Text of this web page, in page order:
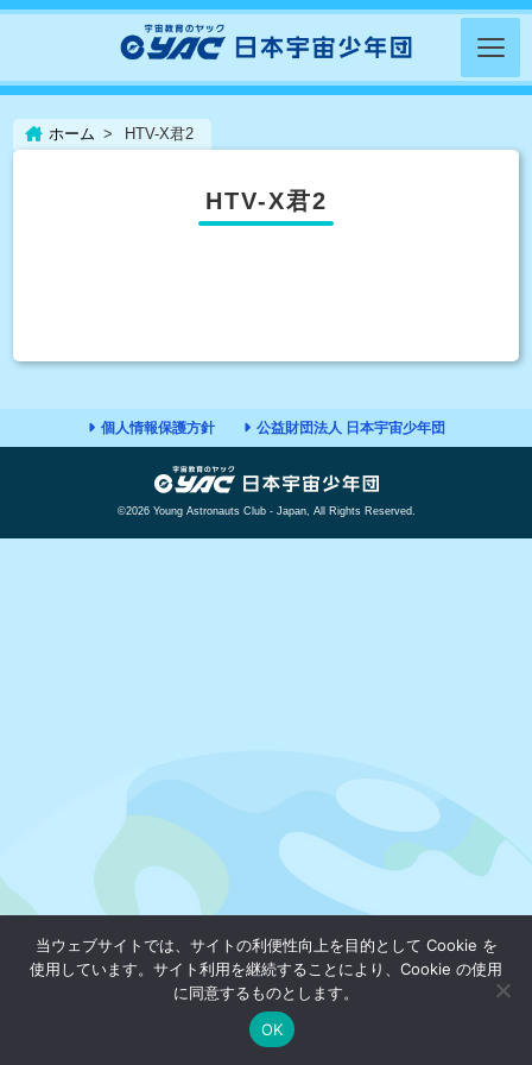
ホーム HTV-X君2
HTV-X君2
個人情報保護方針 公益財団法人 日本宇宙少年団
©2026 Young Astronauts Club - Japan, All Rights Reserved.
当ウェブサイトでは、サイトの利便性向上を目的として Cookie を
使用しています。サイト利用を継続することにより、Cookie の使用
に同意するものとします。
OK